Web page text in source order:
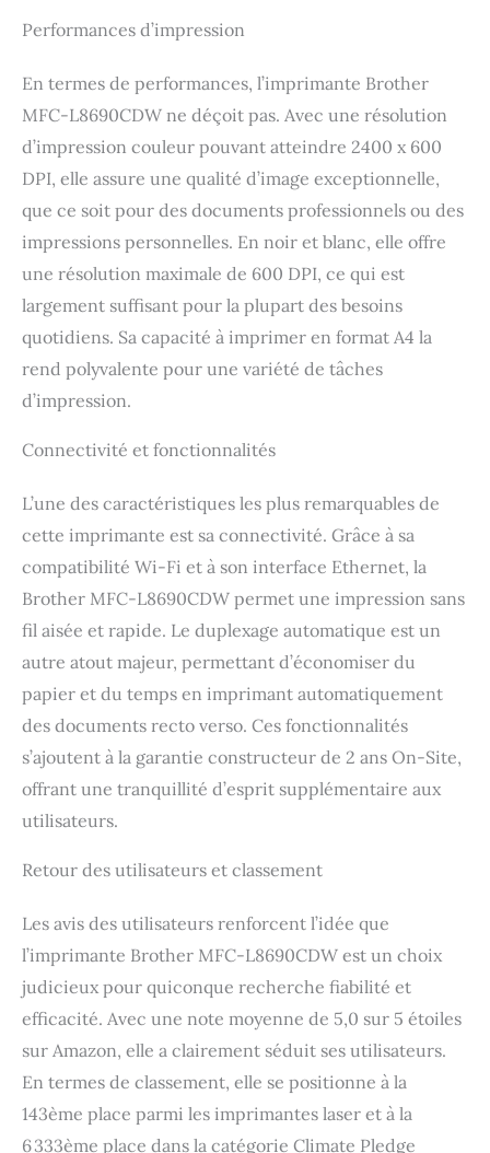
Performances d’impression
En termes de performances, l’imprimante Brother
MFC-L8690CDW ne déçoit pas. Avec une résolution
d’impression couleur pouvant atteindre 2400 x 600
DPI, elle assure une qualité d’image exceptionnelle,
que ce soit pour des documents professionnels ou des
impressions personnelles. En noir et blanc, elle offre
une résolution maximale de 600 DPI, ce qui est
largement suffisant pour la plupart des besoins
quotidiens. Sa capacité à imprimer en format A4 la
rend polyvalente pour une variété de tâches
d’impression.
Connectivité et fonctionnalités
L’une des caractéristiques les plus remarquables de
cette imprimante est sa connectivité. Grâce à sa
compatibilité Wi-Fi et à son interface Ethernet, la
Brother MFC-L8690CDW permet une impression sans
fil aisée et rapide. Le duplexage automatique est un
autre atout majeur, permettant d’économiser du
papier et du temps en imprimant automatiquement
des documents recto verso. Ces fonctionnalités
s’ajoutent à la garantie constructeur de 2 ans On-Site,
offrant une tranquillité d’esprit supplémentaire aux
utilisateurs.
Retour des utilisateurs et classement
Les avis des utilisateurs renforcent l’idée que
l’imprimante Brother MFC-L8690CDW est un choix
judicieux pour quiconque recherche fiabilité et
efficacité. Avec une note moyenne de 5,0 sur 5 étoiles
sur Amazon, elle a clairement séduit ses utilisateurs.
En termes de classement, elle se positionne à la
143ème place parmi les imprimantes laser et à la
6 333ème place dans la catégorie Climate Pledge